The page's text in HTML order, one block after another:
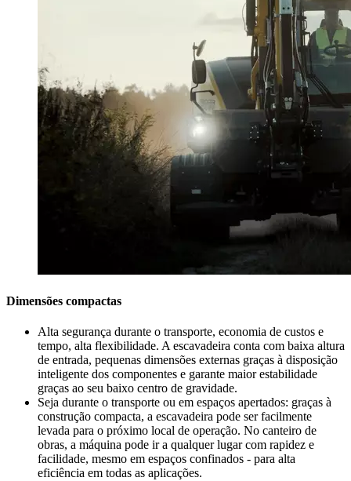
Dimensões compactas
Alta segurança durante o transporte, economia de custos e
tempo, alta flexibilidade. A escavadeira conta com baixa altura
de entrada, pequenas dimensões externas graças à disposição
inteligente dos componentes e garante maior estabilidade
graças ao seu baixo centro de gravidade.
Seja durante o transporte ou em espaços apertados: graças à
construção compacta, a escavadeira pode ser facilmente
levada para o próximo local de operação. No canteiro de
obras, a máquina pode ir a qualquer lugar com rapidez e
facilidade, mesmo em espaços confinados - para alta
eficiência em todas as aplicações.